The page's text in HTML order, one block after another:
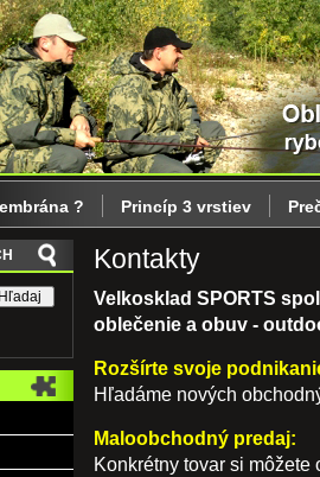
Kontakty
Velkosklad SPORTS
oblečenie a obuv -
Rozšírte svoje
Hľadáme nových
Maloobchodný predaj:
Konkrétny tovar si
? Princíp 3 vrstiev